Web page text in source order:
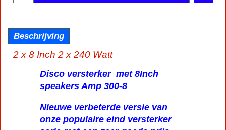
Beschrijving
2 x 8 Inch 2 x 240 Watt
Disco versterker met 8Inch
speakers Amp 300-8
Nieuwe verbeterde versie van
onze populaire eind versterker